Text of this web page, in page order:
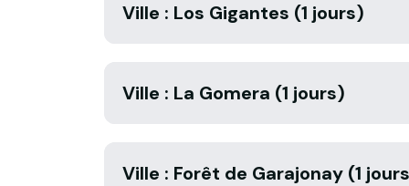
Ville : Los Gigantes (1 jours)
Ville : La Gomera (1 jours)
Ville : Forêt de Garajonay (1